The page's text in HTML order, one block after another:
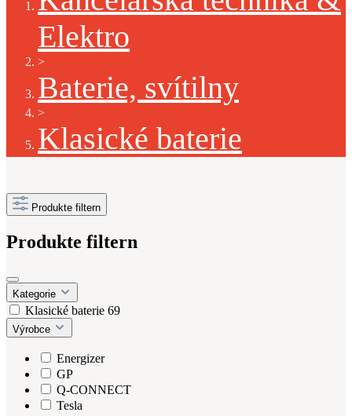
Elektro
>
Baterie, svítilny
>
Klasické baterie
Produkte filtern
Produkte filtern
Kategorie
Klasické baterie 69
Výrobce
Energizer
GP
Q-CONNECT
Tesla